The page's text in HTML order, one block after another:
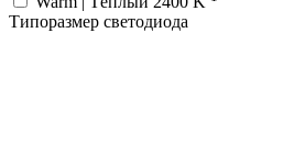
Типоразмер светодиода